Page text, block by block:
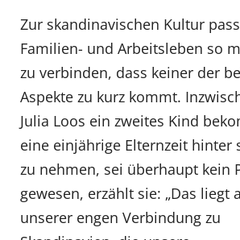
Zur skandinavischen Kultur
Familien- und Arbeitsleben so
zu verbinden, dass keiner der
Aspekte zu kurz kommt.
Julia Loos ein zweites Kind
eine einjährige Elternzeit hinter
zu nehmen, sei überhaupt kein
gewesen, erzählt sie: „Das liegt
unserer engen Verbindung zu